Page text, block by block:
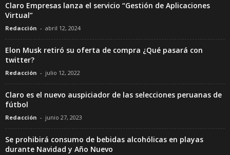
Claro Empresas lanza el servicio “Gestión de Aplicaciones
Virtual”
Redacción - abril 12, 2024
Elon Musk retiró su oferta de compra ¿Qué pasará con
twitter?
Redacción - julio 12, 2022
Claro es el nuevo auspiciador de las selecciones peruanas de
fútbol
Redacción - junio 27, 2023
Se prohibirá consumo de bebidas alcohólicas en playas
durante Navidad y Año Nuevo